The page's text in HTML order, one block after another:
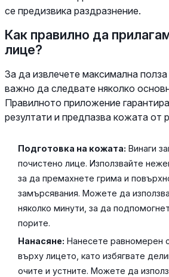
се предизвика раздразнение.
Как правилно да
лице?
За да извлечете максимална
важно да следвате няколко
Правилното приложение
резултати и предпазва кожата от
Подготовка на кожата: Винаги
почистено лице. Използвайте
за да премахнете грима и
замърсявания. Можете да
няколко минути, за да
порите.
Нанасяне: Нанесете равномерен
върху лицето, като избягвате
очите и устните. Можете да